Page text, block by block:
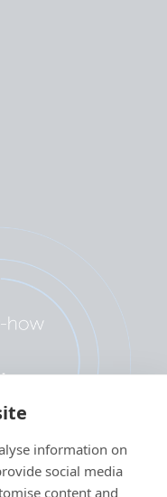
information on
social media
content and